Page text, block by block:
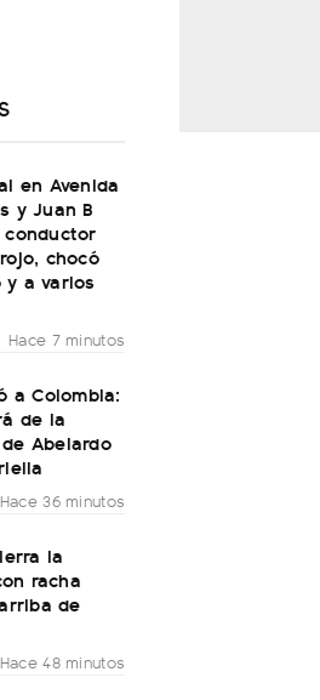
en Avenida
y Juan B
chocó
a varios
Hace 7 minutos
a Colombia:
de la
Abelardo
Hace 36 minutos
la
racha
de
Hace 48 minutos